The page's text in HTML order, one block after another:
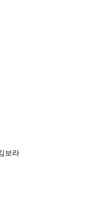
보라